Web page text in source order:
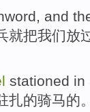
, and
就把我们放
stationed in
扎的骑马的